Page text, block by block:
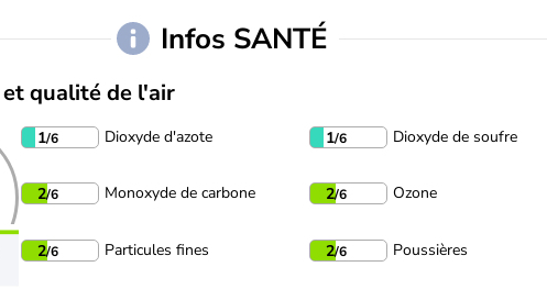
Infos SANTÉ
qualité de l'air
1/6 Dioxyde d'azote 1/6 Dioxyde de soufre
2/6 Monoxyde de carbone 2/6 Ozone
2/6 Particules fines 2/6 Poussières